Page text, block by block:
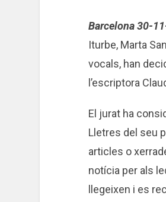
Barcelona 30-
Iturbe, Marta
vocals, han
l’escriptora
El jurat ha
Lletres del seu
articles o
notícia per als
llegeixen i es